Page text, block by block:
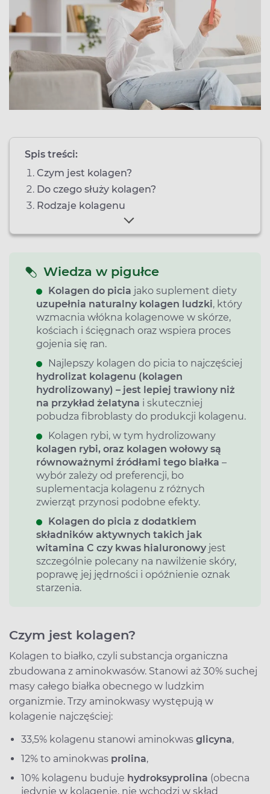
Spis treści:
Czym jest kolagen?
Do czego służy kolagen?
Rodzaje kolagenu
Wiedza w pigułce
Kolagen do picia jako suplement diety
uzupełnia naturalny kolagen ludzki, który
wzmacnia włókna kolagenowe w skórze,
kościach i ścięgnach oraz wspiera proces
gojenia się ran.
Najlepszy kolagen do picia to najczęściej
hydrolizat kolagenu (kolagen
hydrolizowany) – jest lepiej trawiony niż
na przykład żelatyna i skuteczniej
pobudza fibroblasty do produkcji kolagenu.
Kolagen rybi, w tym hydrolizowany
kolagen rybi, oraz kolagen wołowy są
równoważnymi źródłami tego białka –
wybór zależy od preferencji, bo
suplementacja kolagenu z różnych
zwierząt przynosi podobne efekty.
Kolagen do picia z dodatkiem
składników aktywnych takich jak
witamina C czy kwas hialuronowy jest
szczególnie polecany na nawilżenie skóry,
poprawę jej jędrności i opóźnienie oznak
starzenia.
Czym jest kolagen?
Kolagen to białko, czyli substancja organiczna
zbudowana z aminokwasów. Stanowi aż 30% suchej
masy całego białka obecnego w ludzkim
organizmie. Trzy aminokwasy występują w
kolagenie najczęściej:
33,5% kolagenu stanowi aminokwas glicyna,
12% to aminokwas prolina,
10% kolagenu buduje hydroksyprolina (obecna
jedynie w kolagenie, nie wchodzi w skład